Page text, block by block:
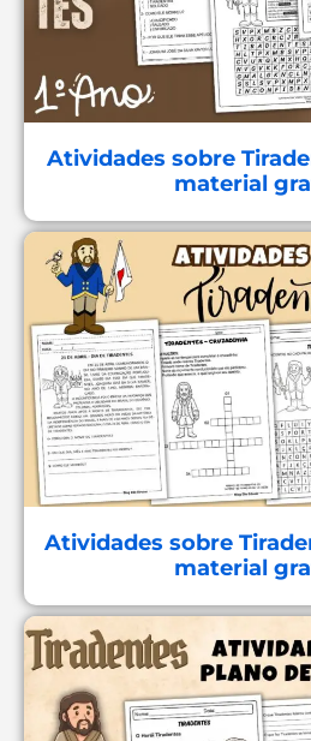
Atividades sobre
material
Atividades sobre
material